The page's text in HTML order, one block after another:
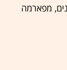
מפארמה